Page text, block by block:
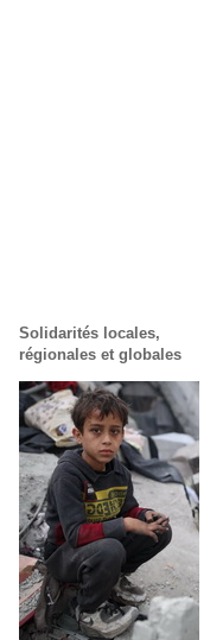
Solidarités locales,
régionales et globales